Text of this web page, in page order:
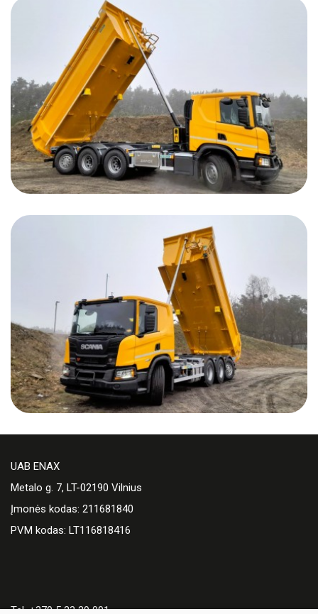
UAB ENAX
Metalo g. 7, LT-02190 Vilnius
Įmonės kodas: 211681840
PVM kodas: LT116818416
Tel. +370 5 23 29 001